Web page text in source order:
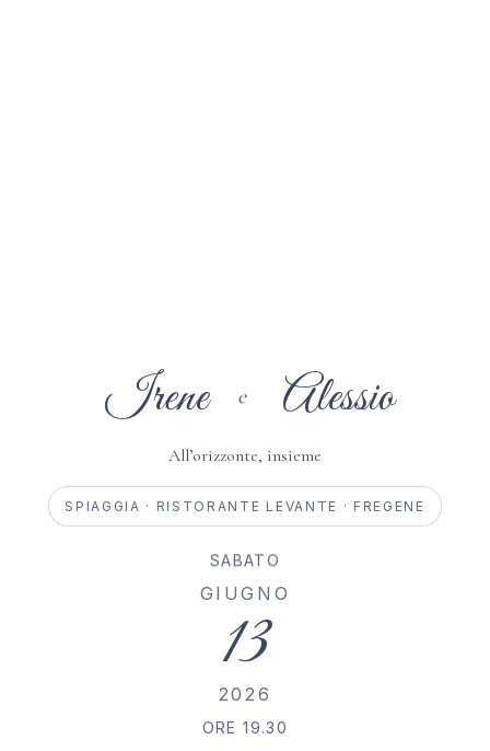
Irene e Alessio
All’orizzonte, insieme
SPIAGGIA · RISTORANTE LEVANTE · FREGENE
SABATO
GIUGNO
13
2026
ORE 19.30